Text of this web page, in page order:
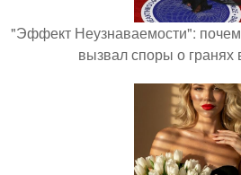
"Эффект Неузнаваемости":
вызвал споры о гранях